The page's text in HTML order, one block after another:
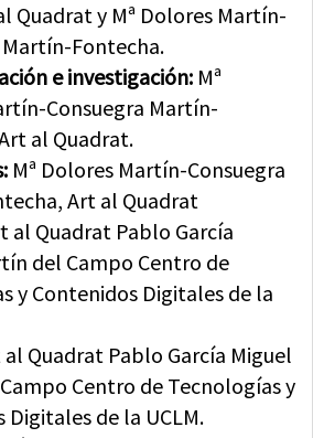
Quadrat y Mª Dolores Martín-
Martín-Fontecha.
e investigación: Mª
Consuegra Martín-
al Quadrat.
Mª Dolores Martín-Consuegra
Art al Quadrat
al Quadrat Pablo García
del Campo Centro de
y Contenidos Digitales de la
Quadrat Pablo García Miguel
Centro de Tecnologías y
Digitales de la UCLM.